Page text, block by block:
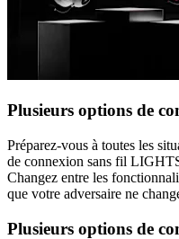
Plusieurs options de
Préparez-vous à toutes les
de connexion sans fil
Changez entre les
que votre adversaire ne
Plusieurs options de